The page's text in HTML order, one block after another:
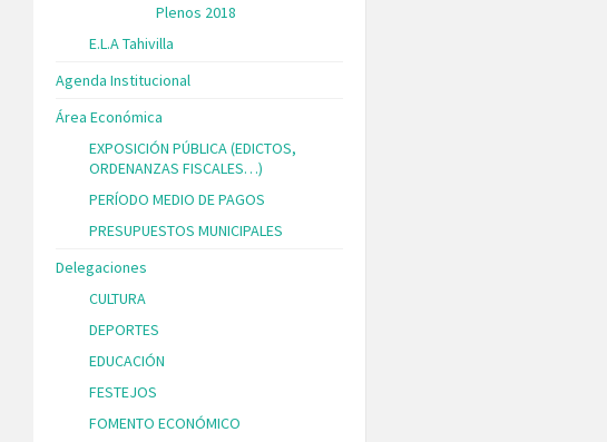
Plenos 2018
E.L.A Tahivilla
Agenda Institucional
Área Económica
EXPOSICIÓN PÚBLICA (EDICTOS,
ORDENANZAS FISCALES…)
PERÍODO MEDIO DE PAGOS
PRESUPUESTOS MUNICIPALES
Delegaciones
CULTURA
DEPORTES
EDUCACIÓN
FESTEJOS
FOMENTO ECONÓMICO